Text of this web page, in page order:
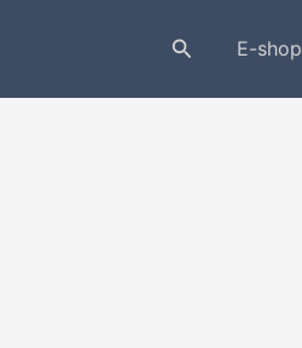
Hledat E-shop